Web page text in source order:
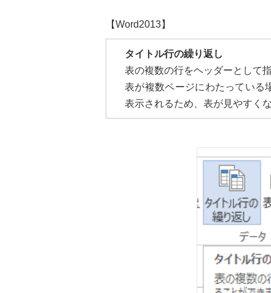
【Word2013】
タイトル行の繰り返し
表の複数の行をヘッダーとして
表が複数ページにわたっている
表示されるため、表が見やすくな